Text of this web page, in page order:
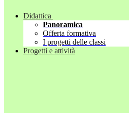
Didattica
Panoramica
Offerta formativa
I progetti delle classi
Progetti e attività